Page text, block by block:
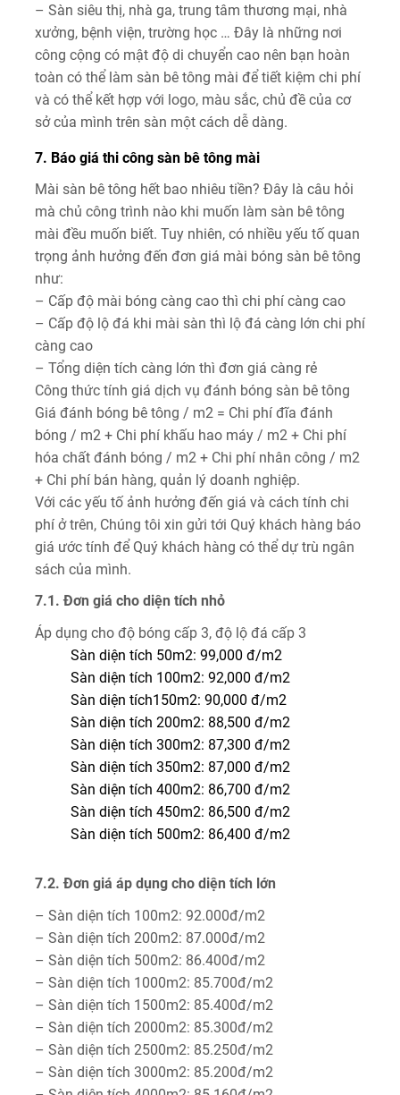
– Sàn siêu thị, nhà ga, trung tâm thương mại, nhà
xưởng, bệnh viện, trường học … Đây là những nơi
công cộng có mật độ di chuyển cao nên bạn hoàn
toàn có thể làm sàn bê tông mài để tiết kiệm chi phí
và có thể kết hợp với logo, màu sắc, chủ đề của cơ
sở của mình trên sàn một cách dễ dàng.
7. Báo giá thi công sàn bê tông mài
Mài sàn bê tông hết bao nhiêu tiền? Đây là câu hỏi
mà chủ công trình nào khi muốn làm sàn bê tông
mài đều muốn biết. Tuy nhiên, có nhiều yếu tố quan
trọng ảnh hưởng đến đơn giá mài bóng sàn bê tông
như:
– Cấp độ mài bóng càng cao thì chi phí càng cao
– Cấp độ lộ đá khi mài sàn thì lộ đá càng lớn chi phí
càng cao
– Tổng diện tích càng lớn thì đơn giá càng rẻ
Công thức tính giá dịch vụ đánh bóng sàn bê tông
Giá đánh bóng bê tông / m2 = Chi phí đĩa đánh
bóng / m2 + Chi phí khấu hao máy / m2 + Chi phí
hóa chất đánh bóng / m2 + Chi phí nhân công / m2
+ Chi phí bán hàng, quản lý doanh nghiệp.
Với các yếu tố ảnh hưởng đến giá và cách tính chi
phí ở trên, Chúng tôi xin gửi tới Quý khách hàng báo
giá ước tính để Quý khách hàng có thể dự trù ngân
sách của mình.
7.1. Đơn giá cho diện tích nhỏ
Áp dụng cho độ bóng cấp 3, độ lộ đá cấp 3
Sàn diện tích 50m2: 99,000 đ/m2
Sàn diện tích 100m2: 92,000 đ/m2
Sàn diện tích150m2: 90,000 đ/m2
Sàn diện tích 200m2: 88,500 đ/m2
Sàn diện tích 300m2: 87,300 đ/m2
Sàn diện tích 350m2: 87,000 đ/m2
Sàn diện tích 400m2: 86,700 đ/m2
Sàn diện tích 450m2: 86,500 đ/m2
Sàn diện tích 500m2: 86,400 đ/m2
7.2. Đơn giá áp dụng cho diện tích lớn
– Sàn diện tích 100m2: 92.000đ/m2
– Sàn diện tích 200m2: 87.000đ/m2
– Sàn diện tích 500m2: 86.400đ/m2
– Sàn diện tích 1000m2: 85.700đ/m2
– Sàn diện tích 1500m2: 85.400đ/m2
– Sàn diện tích 2000m2: 85.300đ/m2
– Sàn diện tích 2500m2: 85.250đ/m2
– Sàn diện tích 3000m2: 85.200đ/m2